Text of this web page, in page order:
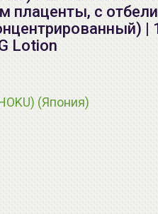
плаценты, с
|
Lotion
(Япония)